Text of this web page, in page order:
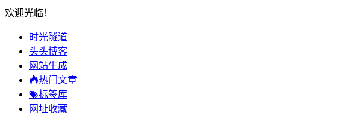
欢迎光临！
时光隧道
头头博客
网站生成
热门文章
标签库
网址收藏